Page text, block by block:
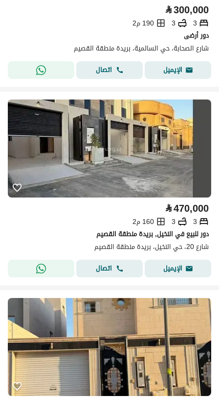
⃁300,000
3
3
190 م2
دور أرضى
شارع الصحابة، حي السالمية، بريدة منطقة القصيم
الإيميل
اتصال
⃁470,000
3
3
160 م2
دور للبيع في النخيل, بريدة منطقة القصيم
شارع 20، حي النخيل، بريدة منطقة القصيم
الإيميل
اتصال